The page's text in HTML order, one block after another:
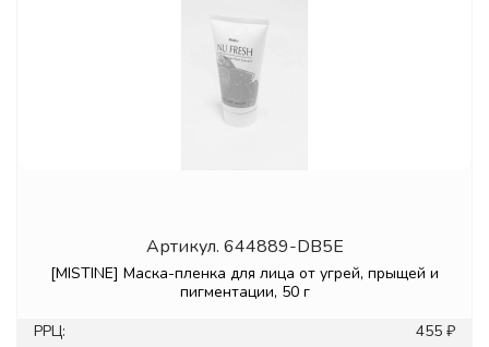
Артикул. 644889-DB5E
[MISTINE] Маска-пленка для лица от угрей, прыщей и
пигментации, 50 г
РРЦ:
455 ₽